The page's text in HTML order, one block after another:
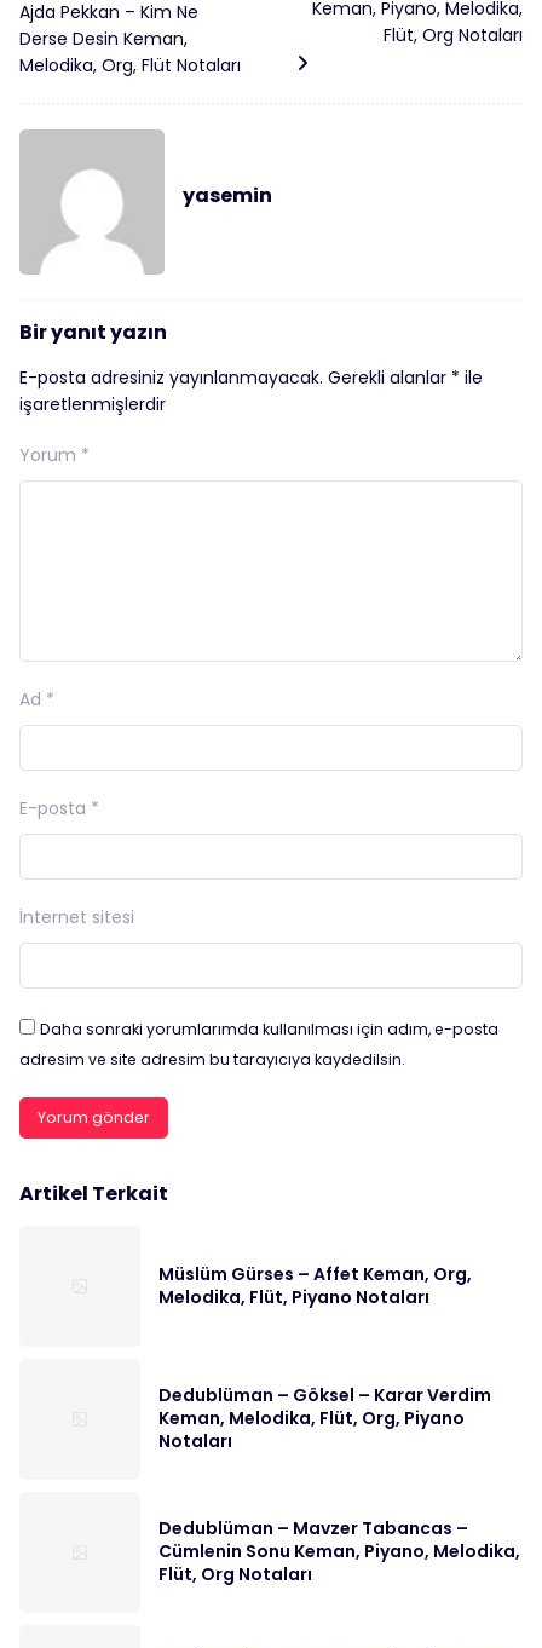
Ajda Pekkan – Kim Ne
Derse Desin Keman,
Melodika, Org, Flüt Notaları
Keman, Piyano, Melodika,
Flüt, Org Notaları
yasemin
Bir yanıt yazın
E-posta adresiniz yayınlanmayacak. Gerekli alanlar * ile
işaretlenmişlerdir
Yorum *
Ad *
E-posta *
İnternet sitesi
Daha sonraki yorumlarımda kullanılması için adım, e-posta
adresim ve site adresim bu tarayıcıya kaydedilsin.
Artikel Terkait
Müslüm Gürses – Affet Keman, Org,
Melodika, Flüt, Piyano Notaları
Dedublüman – Göksel – Karar Verdim
Keman, Melodika, Flüt, Org, Piyano
Notaları
Dedublüman – Mavzer Tabancas –
Cümlenin Sonu Keman, Piyano, Melodika,
Flüt, Org Notaları